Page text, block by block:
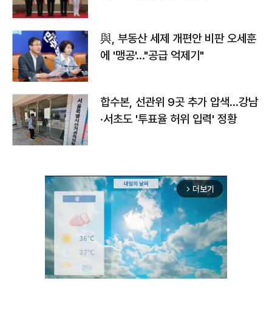
與, 부동산 세제 개편안 비판 오세훈
에 '맹공'…"공급 억제기"
합수본, 선관위 9곳 추가 압색…강남
·서초도 '투표율 허위 입력' 정황
arrow_forward_ios 더보기